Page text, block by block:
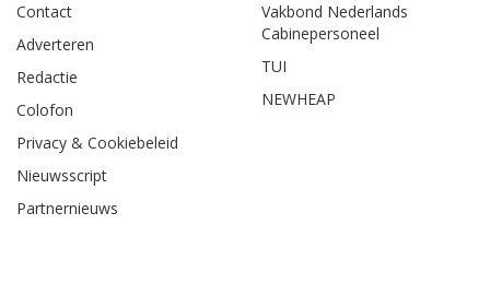
Contact
Adverteren
Redactie
Colofon
Privacy & Cookiebeleid
Nieuwsscript
Partnernieuws
Vakbond Nederlands
Cabinepersoneel
TUI
NEWHEAP